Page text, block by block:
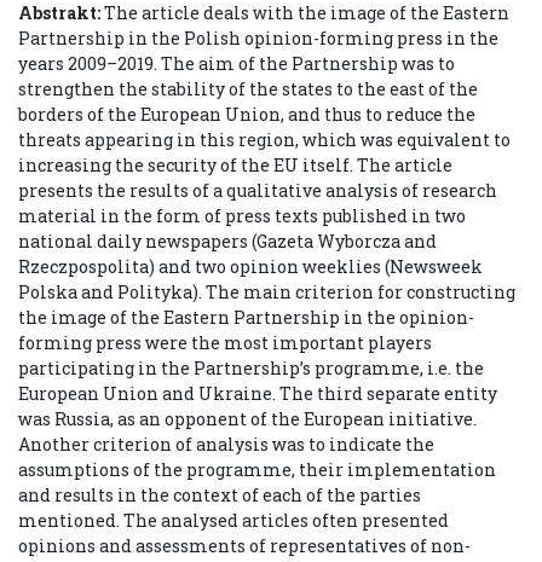
Abstrakt:The article deals with the image of the Eastern
Partnership in the Polish opinion-forming press in the
years 2009–2019. The aim of the Partnership was to
strengthen the stability of the states to the east of the
borders of the European Union, and thus to reduce the
threats appearing in this region, which was equivalent to
increasing the security of the EU itself. The article
presents the results of a qualitative analysis of research
material in the form of press texts published in two
national daily newspapers (Gazeta Wyborcza and
Rzeczpospolita) and two opinion weeklies (Newsweek
Polska and Polityka). The main criterion for constructing
the image of the Eastern Partnership in the opinion-
forming press were the most important players
participating in the Partnership’s programme, i.e. the
European Union and Ukraine. The third separate entity
was Russia, as an opponent of the European initiative.
Another criterion of analysis was to indicate the
assumptions of the programme, their implementation
and results in the context of each of the parties
mentioned. The analysed articles often presented
opinions and assessments of representatives of non-